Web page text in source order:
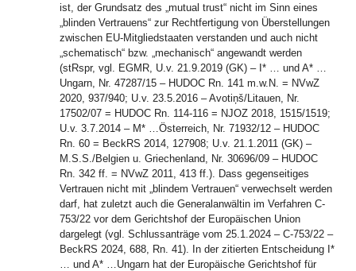
ist, der Grundsatz des „mutual trust“ nicht im Sinn eines
„blinden Vertrauens“ zur Rechtfertigung von Überstellungen
zwischen EU-Mitgliedstaaten verstanden und auch nicht
„schematisch“ bzw. „mechanisch“ angewandt werden
(stRspr, vgl. EGMR, U.v. 21.9.2019 (GK) – I* … und A* …
Ungarn, Nr. 47287/15 – HUDOC Rn. 141 m.w.N. = NVwZ
2020, 937/940; U.v. 23.5.2016 – Avotiņš/Litauen, Nr.
17502/07 = HUDOC Rn. 114-116 = NJOZ 2018, 1515/1519;
U.v. 3.7.2014 – M* …Österreich, Nr. 71932/12 – HUDOC
Rn. 60 = BeckRS 2014, 127908; U.v. 21.1.2011 (GK) –
M.S.S./Belgien u. Griechenland, Nr. 30696/09 – HUDOC
Rn. 342 ff. = NVwZ 2011, 413 ff.). Dass gegenseitiges
Vertrauen nicht mit „blindem Vertrauen“ verwechselt werden
darf, hat zuletzt auch die Generalanwältin im Verfahren C-
753/22 vor dem Gerichtshof der Europäischen Union
dargelegt (vgl. Schlussanträge vom 25.1.2024 – C-753/22 –
BeckRS 2024, 688, Rn. 41). In der zitierten Entscheidung I*
… und A* …Ungarn hat der Europäische Gerichtshof für